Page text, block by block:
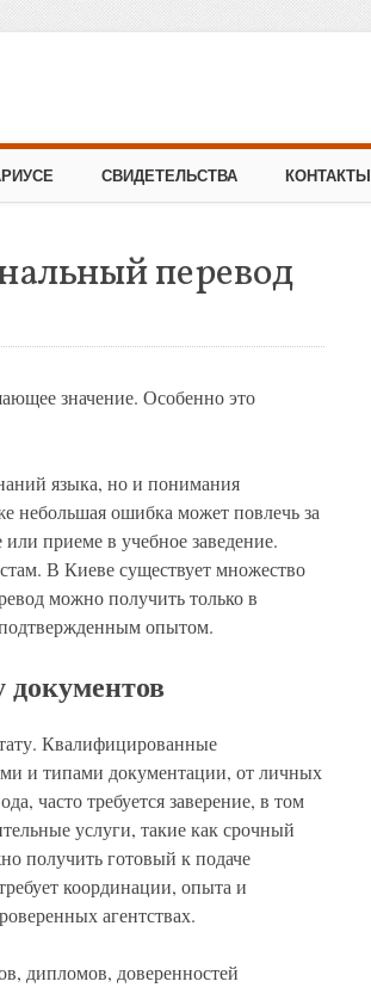
СВИДЕТЕЛЬСТВА КОНТАКТЫ
перевод
значение. Особенно это
языка, но и понимания
небольшая ошибка может повлечь за
приеме в учебное заведение.
В Киеве существует множество
можно получить только в
опытом.
документов
Квалифицированные
и типами документации, от личных
часто требуется заверение, в том
услуги, такие как срочный
получить готовый к подаче
координации, опыта и
агентствах.
дипломов, доверенностей